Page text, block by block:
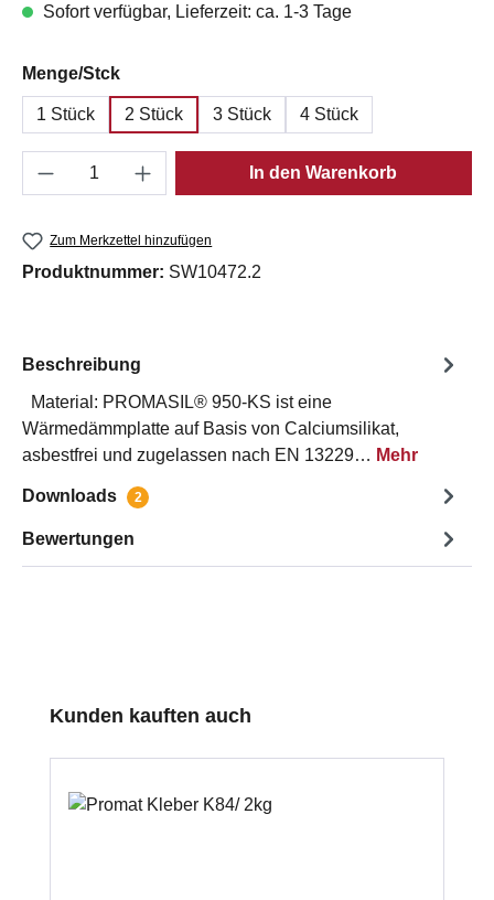
Sofort verfügbar, Lieferzeit: ca. 1-3 Tage
Menge/Stckauswählen
1 Stück 2 Stück 3 Stück 4 Stück
Produkt Anzahl: Gib den gewünschten
In den Warenkorb
Zum Merkzettel hinzufügen
Produktnummer: SW10472.2
Beschreibung
Material: PROMASIL® 950-KS ist eine
Wärmedämmplatte auf Basis von Calciumsilikat,
asbestfrei und zugelassen nach EN 13229… Mehr
Downloads 2
Bewertungen
Produktgalerie überspringen
Kunden kauften auch